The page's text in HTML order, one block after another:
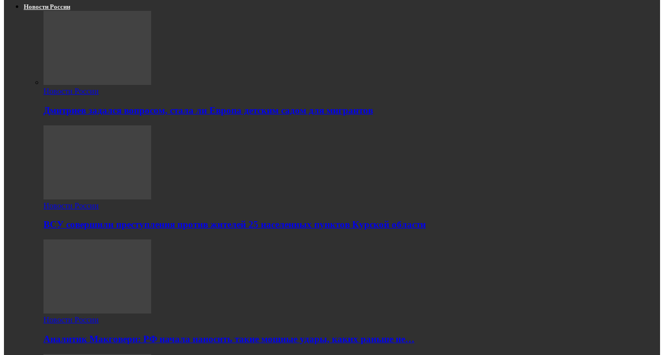
Новости России
Новости России
Дмитриев задался вопросом, стала ли Европа детским садом для мигрантов
Новости России
ВСУ совершили преступления против жителей 25 населенных пунктов Курской области
Новости России
Аналитик Макговерн: РФ начала наносить такие мощные удары, каких раньше не…